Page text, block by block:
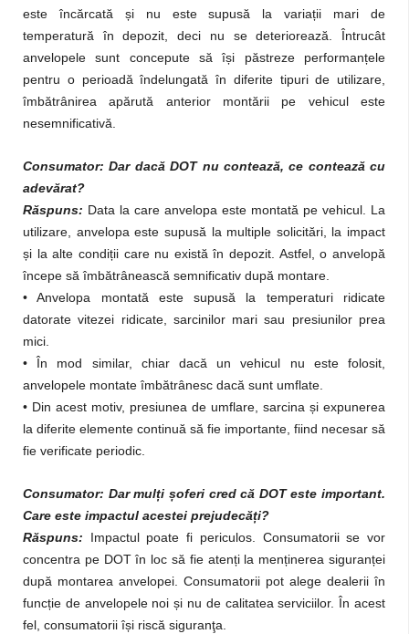
este încărcată și nu este supusă la variații mari de
temperatură în depozit, deci nu se deteriorează. Întrucât
anvelopele sunt concepute să își păstreze performanțele
pentru o perioadă îndelungată în diferite tipuri de utilizare,
îmbătrânirea apărută anterior montării pe vehicul este
nesemnificativă.
Consumator: Dar dacă DOT nu contează, ce contează cu
adevărat?
Răspuns: Data la care anvelopa este montată pe vehicul. La
utilizare, anvelopa este supusă la multiple solicitări, la impact
și la alte condiții care nu există în depozit. Astfel, o anvelopă
începe să îmbătrânească semnificativ după montare.
• Anvelopa montată este supusă la temperaturi ridicate
datorate vitezei ridicate, sarcinilor mari sau presiunilor prea
mici.
• În mod similar, chiar dacă un vehicul nu este folosit,
anvelopele montate îmbătrânesc dacă sunt umflate.
• Din acest motiv, presiunea de umflare, sarcina și expunerea
la diferite elemente continuă să fie importante, fiind necesar să
fie verificate periodic.
Consumator: Dar mulți șoferi cred că DOT este important.
Care este impactul acestei prejudecăți?
Răspuns: Impactul poate fi periculos. Consumatorii se vor
concentra pe DOT în loc să fie atenți la menținerea siguranței
după montarea anvelopei. Consumatorii pot alege dealerii în
funcție de anvelopele noi și nu de calitatea serviciilor. În acest
fel, consumatorii își riscă siguranţa.